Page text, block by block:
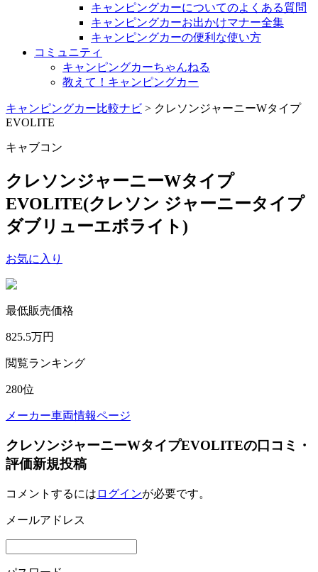
キャンピングカーについてのよくある質問
キャンピングカーお出かけマナー全集
キャンピングカーの便利な使い方
コミュニティ
キャンピングカーちゃんねる
教えて！キャンピングカー
キャンピングカー比較ナビ > クレソンジャーニーWタイプ
EVOLITE
キャブコン
クレソンジャーニーWタイプ
EVOLITE(クレソン ジャーニータイプ
ダブリューエボライト)
お気に入り
最低販売価格
825.5万円
閲覧ランキング
280位
メーカー車両情報ページ
クレソンジャーニーWタイプEVOLITEの口コミ・
評価新規投稿
コメントするには ログインが必要です。
メールアドレス